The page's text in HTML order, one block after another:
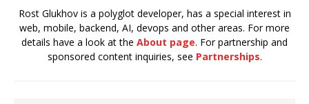
Rost Glukhov is a polyglot developer, has a special interest in
web, mobile, backend, AI, devops and other areas. For more
details have a look at the About page. For partnership and
sponsored content inquiries, see Partnerships.